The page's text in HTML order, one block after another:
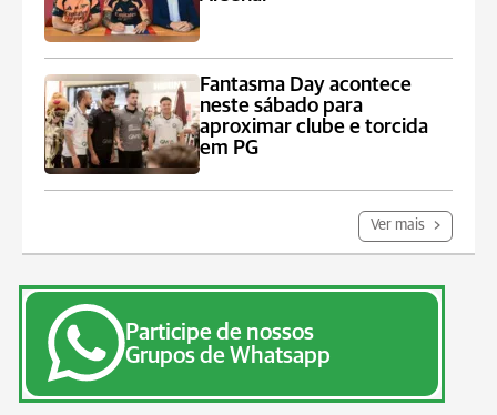
Fantasma Day acontece
neste sábado para
aproximar clube e torcida
em PG
Ver mais
Participe de nossos
Grupos de Whatsapp